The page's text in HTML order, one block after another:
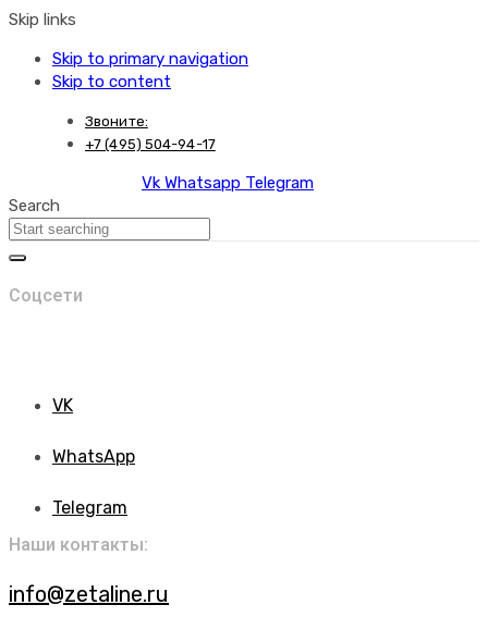
Skip links
Skip to primary navigation
Skip to content
Звоните:
+7 (495) 504-94-17
Vk Whatsapp Telegram
Search
Соцсети
VK
WhatsApp
Telegram
Наши контакты:
info@zetaline.ru